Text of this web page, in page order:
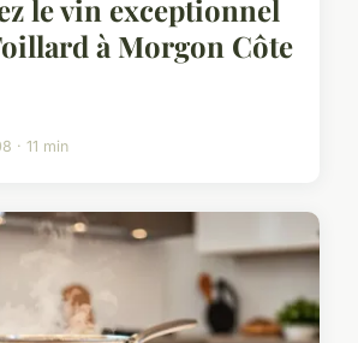
le vin exceptionnel
à Morgon Côte
· 11 min